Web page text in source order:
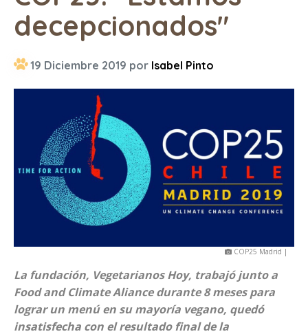
decepcionados"
19 Diciembre 2019 por Isabel Pinto
COP25 Madrid |
La fundación, Vegetarianos Hoy, trabajó junto a
Food and Climate Aliance durante 8 meses para
lograr un menú en su mayoría vegano, quedó
insatisfecha con el resultado final de la